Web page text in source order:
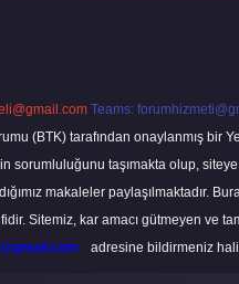
Teams:
(BTK) tarafından onaylanmış
sorumluluğunu taşımakta olup,
makaleler
Sitemiz, kar amacı gütmeyen ve
adresine bildirmeniz